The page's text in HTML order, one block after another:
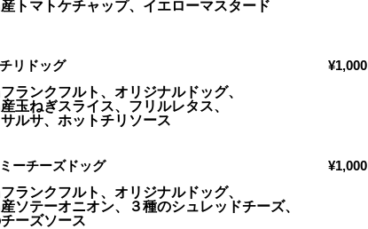
トマトケチャップ、イエローマスタード
リドッグ
¥1,000
ランクフルト、オリジナルドッグ、
玉ねぎスライス、フリルレタス、
サルサ、ホットチリソース
ーチーズドッグ
¥1,000
ランクフルト、オリジナルドッグ、
ソテーオニオン、３種のシュレッドチーズ、
ーズソース